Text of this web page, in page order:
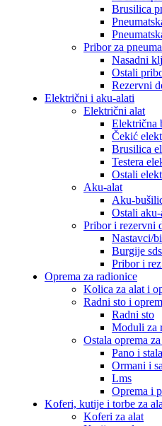
Brusilica
Pribor za
Nasadni
Ostali
Rezervni
Električni i aku-alati
Električni alat
Električna
Čekić
Brusilica
Testera
Ostali
Aku-alat
Aku-
Ostali aku-
Pribor i rezervni
Nastavci/
Burgije sds
Pribor i
Oprema za radionice
Kolica za alat i
Radni sto i
Radni sto
Moduli za
Ostala oprema
Pano i
Ormani i
Lms
Oprema i
Koferi, kutije i torbe za
Koferi za alat